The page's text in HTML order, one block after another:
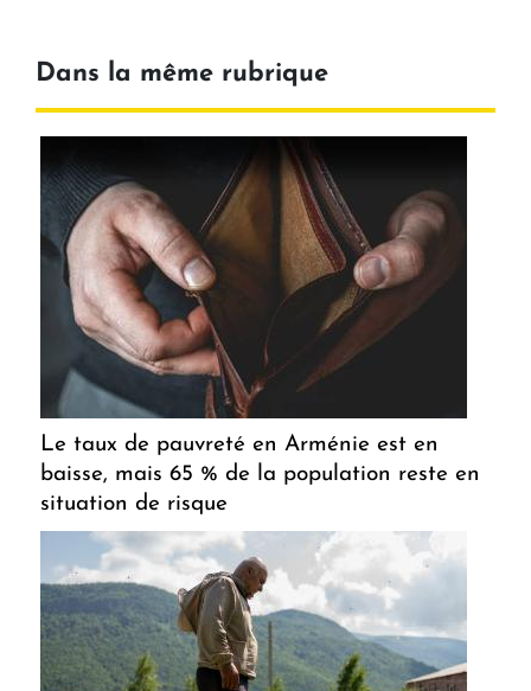
Dans la même rubrique
Le taux de pauvreté en Arménie est en
baisse, mais 65 % de la population reste en
situation de risque